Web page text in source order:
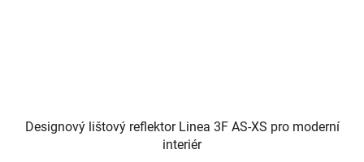
Designový lištový reflektor Linea 3F AS-XS pro moderní
interiér